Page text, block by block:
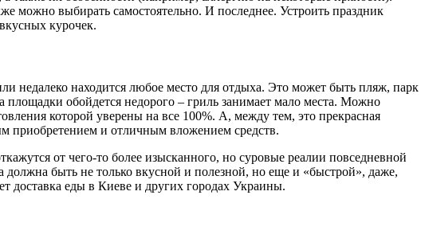
можно выбирать самостоятельно. И последнее. Устроить праздник
курочек.
недалеко находится любое место для отдыха. Это может быть пляж, парк
площадки обойдется недорого – гриль занимает мало места. Можно
которой уверены на все 100%. А, между тем, это прекрасная
приобретением и отличным вложением средств.
от чего-то более изысканного, но суровые реалии повседневной
быть не только вкусной и полезной, но еще и «быстрой», даже,
доставка еды в Киеве и других городах Украины.